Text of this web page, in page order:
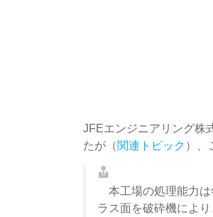
JFEエンジニアリング株
たが（関連トピック ）、
本工場の処理能力は
ラス面を破砕機によ